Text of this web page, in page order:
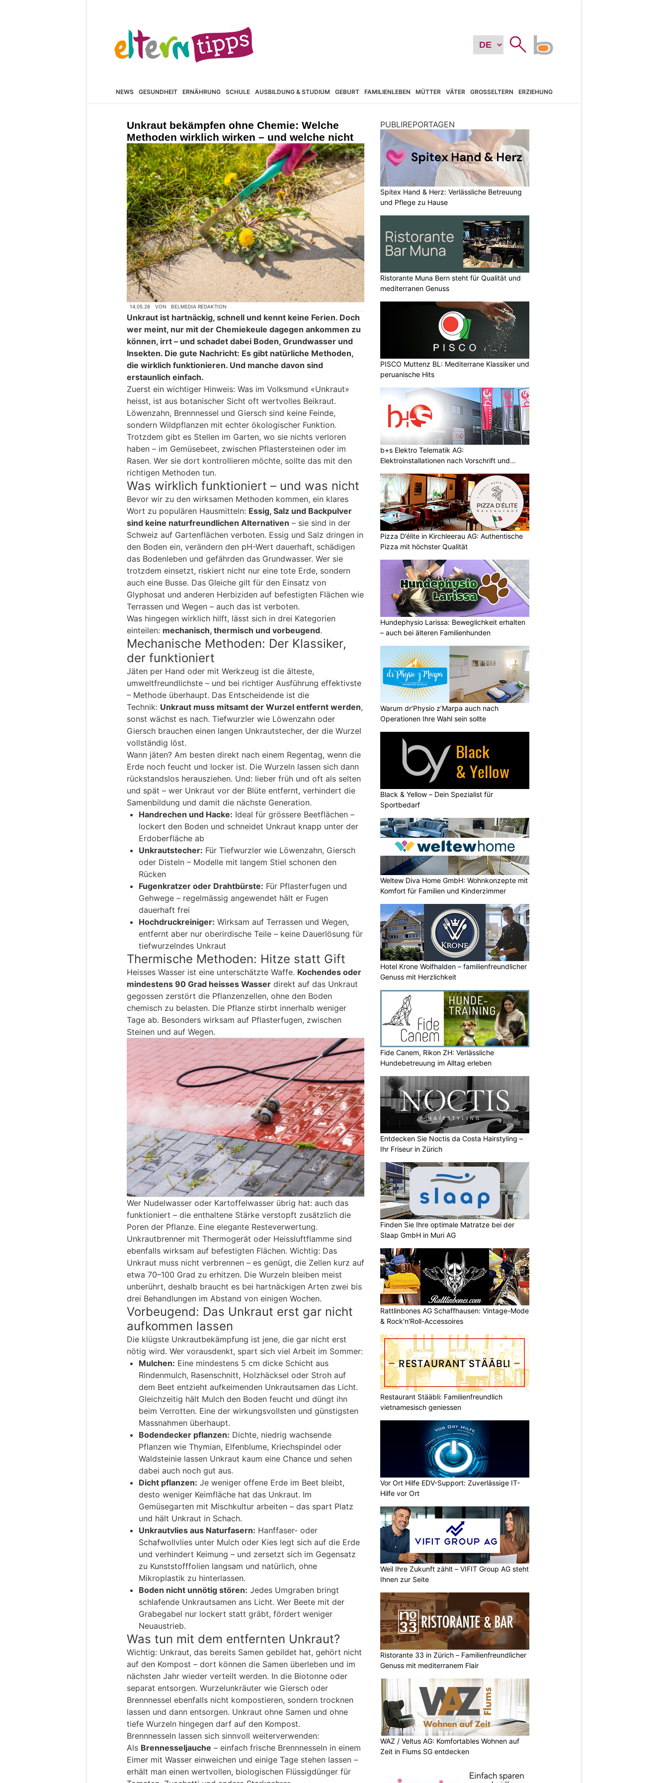
NEWS GESUNDHEIT ERNÄHRUNG SCHULE AUSBILDUNG & STUDIUM GEBURT FAMILIENLEBEN MÜTTER VÄTER GROSSELTERN ERZIEHUNG
Unkraut bekämpfen ohne Chemie: Welche
Methoden wirklich wirken – und welche nicht
14.05.26 VON BELMEDIA REDAKTION
Unkraut ist hartnäckig, schnell und kennt keine Ferien. Doch
wer meint, nur mit der Chemiekeule dagegen ankommen zu
können, irrt – und schadet dabei Boden, Grundwasser und
Insekten. Die gute Nachricht: Es gibt natürliche Methoden,
die wirklich funktionieren. Und manche davon sind
erstaunlich einfach.
Zuerst ein wichtiger Hinweis: Was im Volksmund «Unkraut»
heisst, ist aus botanischer Sicht oft wertvolles Beikraut.
Löwenzahn, Brennnessel und Giersch sind keine Feinde,
sondern Wildpflanzen mit echter ökologischer Funktion.
Trotzdem gibt es Stellen im Garten, wo sie nichts verloren
haben – im Gemüsebeet, zwischen Pflastersteinen oder im
Rasen. Wer sie dort kontrollieren möchte, sollte das mit den
richtigen Methoden tun.
Was wirklich funktioniert – und was nicht
Bevor wir zu den wirksamen Methoden kommen, ein klares
Wort zu populären Hausmitteln: Essig, Salz und Backpulver
sind keine naturfreundlichen Alternativen – sie sind in der
Schweiz auf Gartenflächen verboten. Essig und Salz dringen in
den Boden ein, verändern den pH-Wert dauerhaft, schädigen
das Bodenleben und gefährden das Grundwasser. Wer sie
trotzdem einsetzt, riskiert nicht nur eine tote Erde, sondern
auch eine Busse. Das Gleiche gilt für den Einsatz von
Glyphosat und anderen Herbiziden auf befestigten Flächen wie
Terrassen und Wegen – auch das ist verboten.
Was hingegen wirklich hilft, lässt sich in drei Kategorien
einteilen: mechanisch, thermisch und vorbeugend.
Mechanische Methoden: Der Klassiker,
der funktioniert
Jäten per Hand oder mit Werkzeug ist die älteste,
umweltfreundlichste – und bei richtiger Ausführung effektivste
– Methode überhaupt. Das Entscheidende ist die
Technik: Unkraut muss mitsamt der Wurzel entfernt werden,
sonst wächst es nach. Tiefwurzler wie Löwenzahn oder
Giersch brauchen einen langen Unkrautstecher, der die Wurzel
vollständig löst.
Wann jäten? Am besten direkt nach einem Regentag, wenn die
Erde noch feucht und locker ist. Die Wurzeln lassen sich dann
rückstandslos herausziehen. Und: lieber früh und oft als selten
und spät – wer Unkraut vor der Blüte entfernt, verhindert die
Samenbildung und damit die nächste Generation.
Handrechen und Hacke: Ideal für grössere Beetflächen –
lockert den Boden und schneidet Unkraut knapp unter der
Erdoberfläche ab
Unkrautstecher: Für Tiefwurzler wie Löwenzahn, Giersch
oder Disteln – Modelle mit langem Stiel schonen den
Rücken
Fugenkratzer oder Drahtbürste: Für Pflasterfugen und
Gehwege – regelmässig angewendet hält er Fugen
dauerhaft frei
Hochdruckreiniger: Wirksam auf Terrassen und Wegen,
entfernt aber nur oberirdische Teile – keine Dauerlösung für
tiefwurzelndes Unkraut
Thermische Methoden: Hitze statt Gift
Heisses Wasser ist eine unterschätzte Waffe. Kochendes oder
mindestens 90 Grad heisses Wasser direkt auf das Unkraut
gegossen zerstört die Pflanzenzellen, ohne den Boden
chemisch zu belasten. Die Pflanze stirbt innerhalb weniger
Tage ab. Besonders wirksam auf Pflasterfugen, zwischen
Steinen und auf Wegen.
Wer Nudelwasser oder Kartoffelwasser übrig hat: auch das
funktioniert – die enthaltene Stärke verstopft zusätzlich die
Poren der Pflanze. Eine elegante Resteverwertung.
Unkrautbrenner mit Thermogerät oder Heissluftflamme sind
ebenfalls wirksam auf befestigten Flächen. Wichtig: Das
Unkraut muss nicht verbrennen – es genügt, die Zellen kurz auf
etwa 70–100 Grad zu erhitzen. Die Wurzeln bleiben meist
unberührt, deshalb braucht es bei hartnäckigen Arten zwei bis
drei Behandlungen im Abstand von einigen Wochen.
Vorbeugend: Das Unkraut erst gar nicht
aufkommen lassen
Die klügste Unkrautbekämpfung ist jene, die gar nicht erst
nötig wird. Wer vorausdenkt, spart sich viel Arbeit im Sommer:
Mulchen: Eine mindestens 5 cm dicke Schicht aus
Rindenmulch, Rasenschnitt, Holzhäcksel oder Stroh auf
dem Beet entzieht aufkeimenden Unkrautsamen das Licht.
Gleichzeitig hält Mulch den Boden feucht und düngt ihn
beim Verrotten. Eine der wirkungsvollsten und günstigsten
Massnahmen überhaupt.
Bodendecker pflanzen: Dichte, niedrig wachsende
Pflanzen wie Thymian, Elfenblume, Kriechspindel oder
Waldsteinie lassen Unkraut kaum eine Chance und sehen
dabei auch noch gut aus.
Dicht pflanzen: Je weniger offene Erde im Beet bleibt,
desto weniger Keimfläche hat das Unkraut. Im
Gemüsegarten mit Mischkultur arbeiten – das spart Platz
und hält Unkraut in Schach.
Unkrautvlies aus Naturfasern: Hanffaser- oder
Schafwollvlies unter Mulch oder Kies legt sich auf die Erde
und verhindert Keimung – und zersetzt sich im Gegensatz
zu Kunststofffolien langsam und natürlich, ohne
Mikroplastik zu hinterlassen.
Boden nicht unnötig stören: Jedes Umgraben bringt
schlafende Unkrautsamen ans Licht. Wer Beete mit der
Grabegabel nur lockert statt gräbt, fördert weniger
Neuaustrieb.
Was tun mit dem entfernten Unkraut?
Wichtig: Unkraut, das bereits Samen gebildet hat, gehört nicht
auf den Kompost – dort können die Samen überleben und im
nächsten Jahr wieder verteilt werden. In die Biotonne oder
separat entsorgen. Wurzelunkräuter wie Giersch oder
Brennnessel ebenfalls nicht kompostieren, sondern trocknen
lassen und dann entsorgen. Unkraut ohne Samen und ohne
tiefe Wurzeln hingegen darf auf den Kompost.
Brennnesseln lassen sich sinnvoll weiterverwenden:
Als Brennesseljauche – einfach frische Brennnesseln in einem
Eimer mit Wasser einweichen und einige Tage stehen lassen –
erhält man einen wertvollen, biologischen Flüssigdünger für
PUBLIREPORTAGEN
Spitex Hand & Herz: Verlässliche Betreuung
und Pflege zu Hause
Ristorante Muna Bern steht für Qualität und
mediterranen Genuss
PISCO Muttenz BL: Mediterrane Klassiker und
peruanische Hits
b+s Elektro Telematik AG:
Elektroinstallationen nach Vorschrift und
Pizza D’élite in Kirchleerau AG: Authentische
Pizza mit höchster Qualität
Hundephysio Larissa: Beweglichkeit erhalten
– auch bei älteren Familienhunden
Warum dr’Physio z’Marpa auch nach
Operationen Ihre Wahl sein sollte
Black & Yellow – Dein Spezialist für
Sportbedarf
Weltew Diva Home GmbH: Wohnkonzepte mit
Komfort für Familien und Kinderzimmer
Hotel Krone Wolfhalden – familienfreundlicher
Genuss mit Herzlichkeit
Fide Canem, Rikon ZH: Verlässliche
Hundebetreuung im Alltag erleben
Entdecken Sie Noctis da Costa Hairstyling –
Ihr Friseur in Zürich
Finden Sie Ihre optimale Matratze bei der
Slaap GmbH in Muri AG
Rattlinbones AG Schaffhausen: Vintage-Mode
& Rock'n'Roll-Accessoires
Restaurant Stääbli: Familienfreundlich
vietnamesisch geniessen
Vor Ort Hilfe EDV-Support: Zuverlässige IT-
Hilfe vor Ort
Weil Ihre Zukunft zählt – VIFIT Group AG steht
Ihnen zur Seite
Ristorante 33 in Zürich – Familienfreundlicher
Genuss mit mediterranem Flair
WAZ / Veltus AG: Komfortables Wohnen auf
Zeit in Flums SG entdecken